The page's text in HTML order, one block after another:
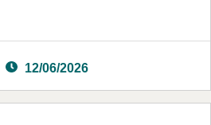
12/06/2026